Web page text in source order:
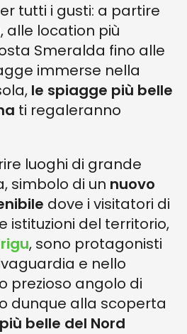
tutti i gusti: a partire
alle location più
Smeralda fino alle
immerse nella
le spiagge più belle
ti regaleranno
luoghi di grande
simbolo di un nuovo
dove i visitatori di
istituzioni del territorio,
, sono protagonisti
e nello
prezioso angolo di
dunque alla scoperta
belle del Nord